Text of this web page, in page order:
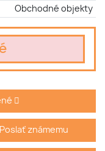
Obchodné objekty
Poslať známemu